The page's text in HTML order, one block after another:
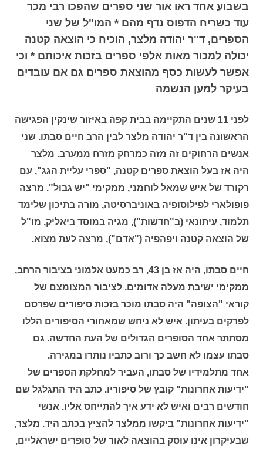
בשבוע אחד ראו אור שני ספרים שהפכו רבי מכר
עוד כשריח הדפוס נדף מהם * המו"ל של שני
הספרים, ד"ר יהודה מלצר, הוכיח כי הוצאה קטנה
יכולה למכור מאות אלפי ספרים בזכות איכותם * וכי
אפשר לעשות כסף מהוצאת ספרים גם אם עובדים
בעיקר למען הנשמה
לפני 11 שנים התקיימה בבית קפה באיזור שינקין הפגישה
הראשונה בין ד"ר יהודה מלצר לבין הרב חיים סבתו. שני
אנשים הרחוקים זה מזה כמרחק מזרח ממערב. מלצר
היה אז בעל הוצאת ספרים קטנה, "ספרי עליית הגג", עם
רקורד של איש שמאל לוחמני, ממקימי "יש גבול". מרצה
פופולארי לפילוסופיה באוניברסיטה, מורה בתיכון שלימד
תלמוד, עיתונאי (ב"חדשות"), מגיה במוסד ביאליק, מו"ל
של הוצאה קטנה ויפהפיה ("אדם"), מרצה לעת מצוא.
חיים סבתו, היה אז בן 43, רב כמעט אלמוני בציבור הרחב,
ממקימי ישיבת מעלה אדומים. לציבור המצומצם של
קוראי "הצופה" היה סבתו מוכר בזכות סיפורים שפרסם
לפרקים בעיתון. איש לא ניחש שמאחורי הסיפורים הללו
מסתתר אחד הסופרים הגדולים של העת החדשה. גם
סבתו עצמו לא חשב כך ורוב כתביו נותרו במגירה.
אחד מתלמידיו של סבתו, העביר למחלקת הספרים של
"ידיעות אחרונות" קובץ של סיפוריו. כתב היד התגלגל שם
חודשים רבים ואיש לא ידע איך להתייחס אליו. אנשי
"ידיעות אחרונות" ביקשו ממלצר להציץ בכתב היד. מלצר,
שבעיקרון אינו עוסק בהוצאה לאור של סופרים ישראליים,